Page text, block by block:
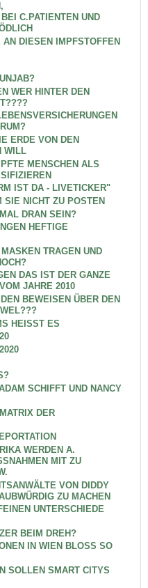
C.PATIENTEN UND
DIESEN IMPFSTOFFEN
WER HINTER DEN
ERDE VON DEN
WILL
MENSCHEN ALS
IST DA - LIVETICKER"
SIE NICHT ZU POSTEN
DRAN SEIN?
HEFTIGE
TRAGEN UND
DAS IST DER GANZE
JAHRE 2010
BEWEISEN ÜBER DEN
HEISST ES
SCHIFFT UND NANCY
DER
WERDEN A.
MIT ZU
VON DIDDY
ZU MACHEN
UNTERSCHIEDE
BEIM DREH?
IN WIEN BLOSS SO
SOLLEN SMART CITYS